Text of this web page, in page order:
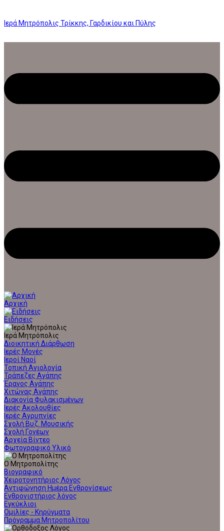
Ιερά Μητρόπολις Τρίκκης, Γαρδικίου και Πύλης
Αρχική
Ειδήσεις
Ιερά Μητρόπολις
Διοικητική Διάρθωση
Ιερές Μονές
Ιεροί Ναοί
Τοπική Αγιολογία
Τράπεζες Αγάπης
Έρανος Αγάπης
Χιτώνας Αγάπης
Διακονία Φυλακισμένων
Ιερές Ακολουθίες
Ιερές Αγρυπνίες
Σχολή Βυζ. Μουσικής
Σχολή Γονέων
Αρχεία Βίντεο
Φωτογραφικό Υλικό
Ο Μητροπολίτης
Βιογραφικό
Χειροτονητήριος Λόγος
Αντιφώνηση Ημέρα Ενθρονίσεως
Ενθρονιστήριος λόγος
Εγκύκλιοι
Ομιλίες - Κηρύγματα
Πρόγραμμα Μητροπολίτου